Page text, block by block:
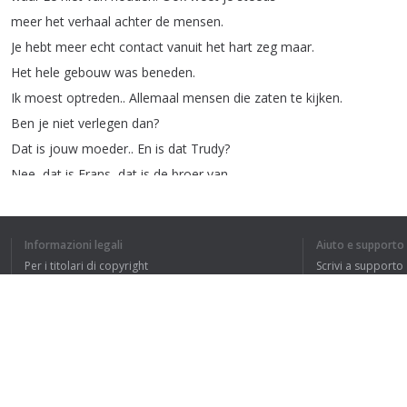
meer het verhaal achter de mensen.
Je hebt meer echt contact vanuit het hart zeg maar.
Het hele gebouw was beneden.
Ik moest optreden.. Allemaal mensen die zaten te kijken.
Ben je niet verlegen dan?
Dat is jouw moeder.. En is dat Trudy?
Nee dat is Frans dat is de broer van
Wij hebben zelf daar
Om daar toch de familie toch meer bij te betrekken.
Informazioni legali
Per i titolari di copyright
Aiuto e supporto
Scrivi a supporto